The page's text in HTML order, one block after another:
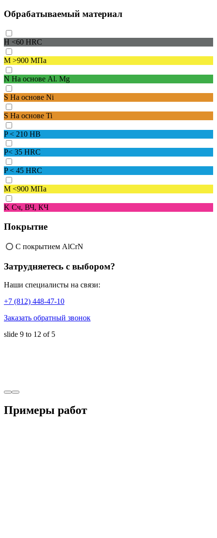
Обрабатываемый материал
H <60 HRC
M >900 МПа
N На основе Al. Mg
S На основе Ni
S На основе Ti
P< 210 HB
P< 35 HRC
P< 45 HRC
M <900 МПа
K Сч, ВЧ, КЧ
Покрытие
С покрытием AlCrN
Затрудняетесь с выбором?
Наши специалисты на связи:
+7 (812) 448-47-10
Заказать обратный звонок
slide 9 to 12 of 5
Примеры работ